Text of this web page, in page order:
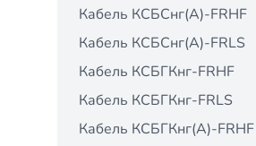
Кабель КСБCнг(А)-FRHF
Кабель КСБCнг(А)-FRLS
Кабель КСБГКнг-FRHF
Кабель КСБГКнг-FRLS
Кабель КСБГКнг(А)-FRHF